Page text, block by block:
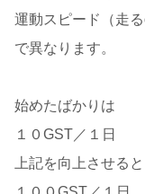
運動スピード（走る
で異なります。
始めたばかりは
１０GST／１日
上記を向上させると